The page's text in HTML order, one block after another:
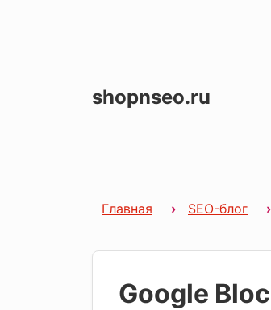
shopnseo.ru
Главная SEO-блог
Google